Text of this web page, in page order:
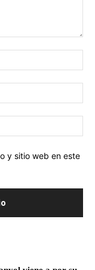
y sitio web en este